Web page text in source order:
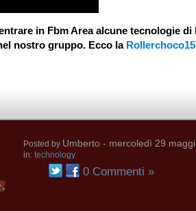
in Fbm Area alcune tecnologie di
nostro gruppo. Ecco la Rollerchoco15
Posted by Umberto - mercoledì 29
in: technology
0 Commenti »